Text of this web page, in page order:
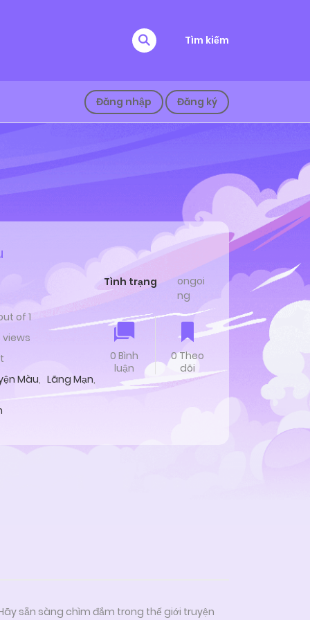
Tìm kiếm
Đăng nhập Đăng ký
of 1
views
Màu, Lãng Mạn,
Tình trạng
ongoi
ng
0 Bình
luận
0 Theo
dõi
sẵn sàng chìm đắm trong thế giới truyện